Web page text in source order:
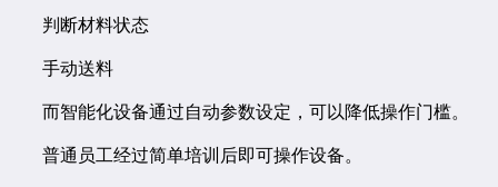
判断材料状态
手动送料
而智能化设备通过自动参数设定，可以降低操作门槛。
普通员工经过简单培训后即可操作设备。